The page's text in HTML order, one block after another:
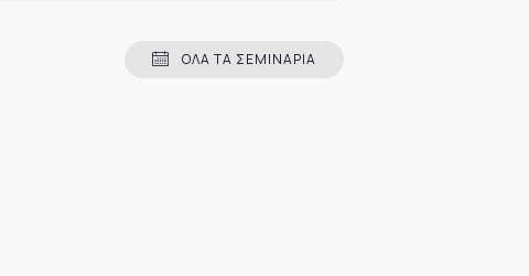
ΌΛΑ ΤΑ ΣΕΜΙΝΆΡΙΑ